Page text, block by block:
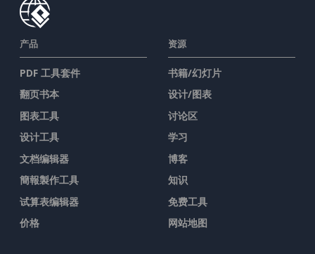
产品
PDF 工具套件
翻页书本
图表工具
设计工具
文档编辑器
簡報製作工具
试算表编辑器
价格
资源
书籍/幻灯片
设计/图表
讨论区
学习
博客
知识
免费工具
网站地图